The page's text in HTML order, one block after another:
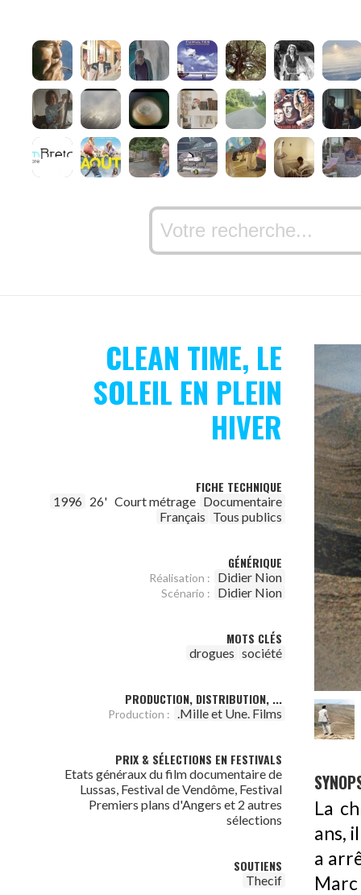
CLEAN TIME, LE
SOLEIL EN PLEIN
HIVER
FICHE TECHNIQUE
1996 26' Court métrage Documentaire
Français Tous publics
GÉNÉRIQUE
Réalisation : Didier Nion
Scénario : Didier Nion
MOTS CLÉS
drogues société
PRODUCTION, DISTRIBUTION, ...
Production : .Mille et Une. Films
PRIX & SÉLECTIONS EN FESTIVALS
Etats généraux du film documentaire de
Lussas, Festival de Vendôme, Festival
Premiers plans d'Angers et 2 autres
sélections
SOUTIENS
Thecif
La
ans,
a